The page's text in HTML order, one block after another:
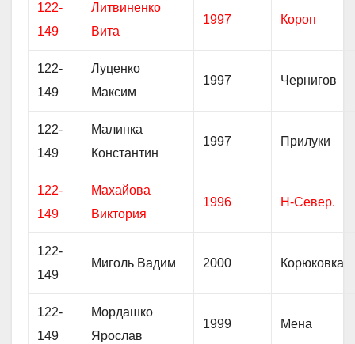
122-
149
Литвиненко
Вита
1997 Короп
122-
149
Луценко
Максим
1997 Чернигов
122-
149
Малинка
Константин
1997 Прилуки
122-
149
Махайова
Виктория
1996 Н-Север.
122-
149
Миголь Вадим 2000 Корюковка
122-
149
Мордашко
Ярослав
1999 Мена